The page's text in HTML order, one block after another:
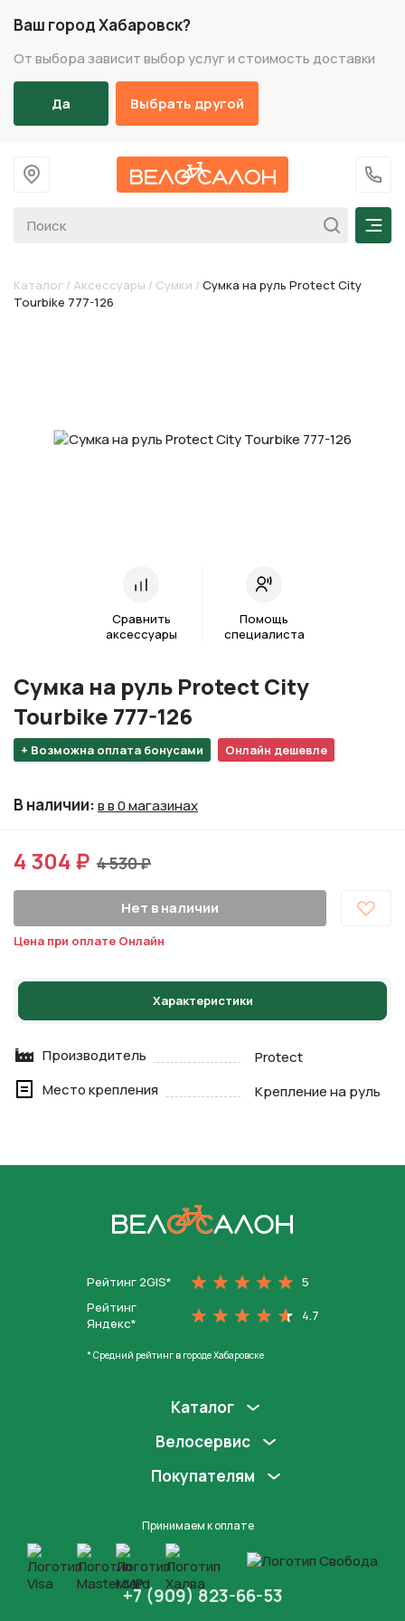
Ваш город Хабаровск?
От выбора зависит выбор услуг и стоимость доставки
Да Выбрать другой
На главную
+7
Каталог / Аксессуары / Сумки / Cумка на руль Protect City
Tourbike 777-126
Сравнить
аксессуары
Помощь
специалиста
+ Возможна оплата бонусами Онлайн дешевле
Cумка на руль Protect City
Tourbike 777-126
В наличии:в в 0 магазинах
4 304 ₽ 4 530 ₽
Нет в наличии
Цена при оплате Онлайн
Характеристики
Производитель
Protect
Место крепления
Крепление на руль
Рейтинг 2GIS*
5
Рейтинг
Яндекс*
4.7
* Средний рейтинг в городе Хабаровске
Каталог
Велосервис
Покупателям
Принимаем к оплате
+7 (909) 823-66-53